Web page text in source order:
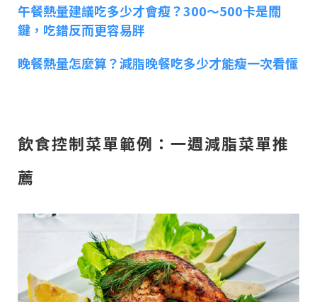
午餐熱量建議吃多少才會瘦？300～500卡是關
鍵，吃錯反而更容易胖
晚餐熱量怎麼算？減脂晚餐吃多少才能瘦一次看懂
飲食控制菜單範例：一週減脂菜單推
薦